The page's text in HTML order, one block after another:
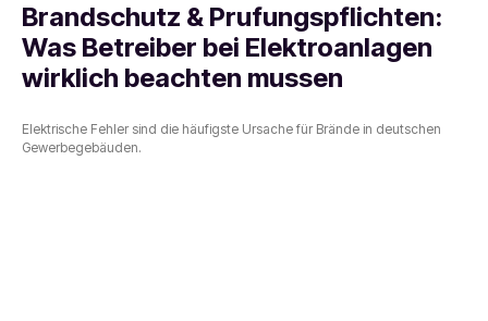
Brandschutz & Prufungspflichten:
Was Betreiber bei Elektroanlagen
wirklich beachten mussen
Elektrische Fehler sind die häufigste Ursache für Brände in deutschen
Gewerbegebäuden.